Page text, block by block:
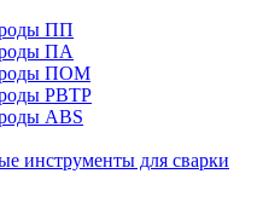
ПП
ПА
ПОМ
РВТР
ABS
инструменты для сварки